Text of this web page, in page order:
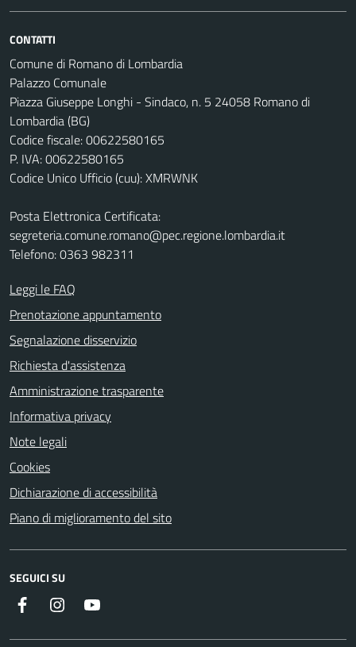
CONTATTI
Comune di Romano di Lombardia
Palazzo Comunale
Piazza Giuseppe Longhi - Sindaco, n. 5 24058 Romano di
Lombardia (BG)
Codice fiscale: 00622580165
P. IVA: 00622580165
Codice Unico Ufficio (cuu): XMRWNK
Posta Elettronica Certificata:
segreteria.comune.romano@pec.regione.lombardia.it
Telefono: 0363 982311
Leggi le FAQ
Prenotazione appuntamento
Segnalazione disservizio
Richiesta d'assistenza
Amministrazione trasparente
Informativa privacy
Note legali
Cookies
Dichiarazione di accessibilità
Piano di miglioramento del sito
SEGUICI SU
Facebook Instagram